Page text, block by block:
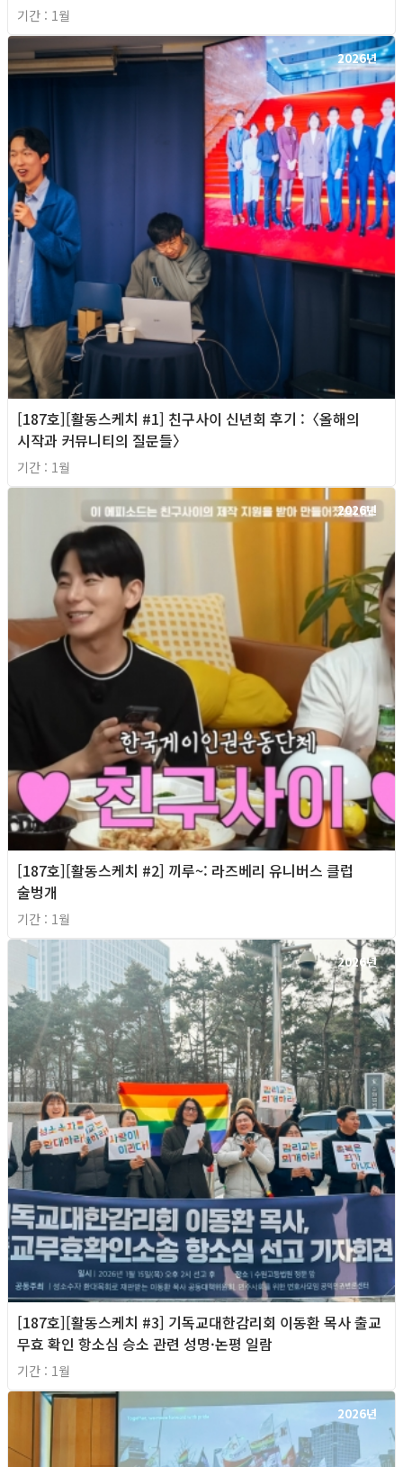
기간 : 1월
2026년
[187호][활동스케치 #1] 친구사이 신년회 후기 :〈올해의
시작과 커뮤니티의 질문들〉
기간 : 1월
2026년
[187호][활동스케치 #2] 끼루~: 라즈베리 유니버스 클럽
술벙개
기간 : 1월
2026년
[187호][활동스케치 #3] 기독교대한감리회 이동환 목사 출교
무효 확인 항소심 승소 관련 성명·논평 일람
기간 : 1월
2026년